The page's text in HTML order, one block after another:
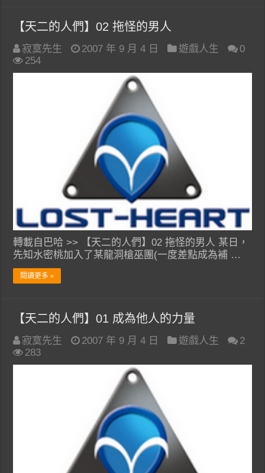
【天二的人們】02 拖怪的男人
寂寞先生 2007 年 9 月 4 日 遊戲人生
0
254
轉載自巴哈 >> 【天二的人們】02 拖怪的男人 某日，
先知水密桃加入了某龍洞槍巫團(一度差點成為補 …
閱讀更多 »
【天二的人們】01 成為他人的力量
寂寞先生 2007 年 9 月 4 日 遊戲人生
2
283